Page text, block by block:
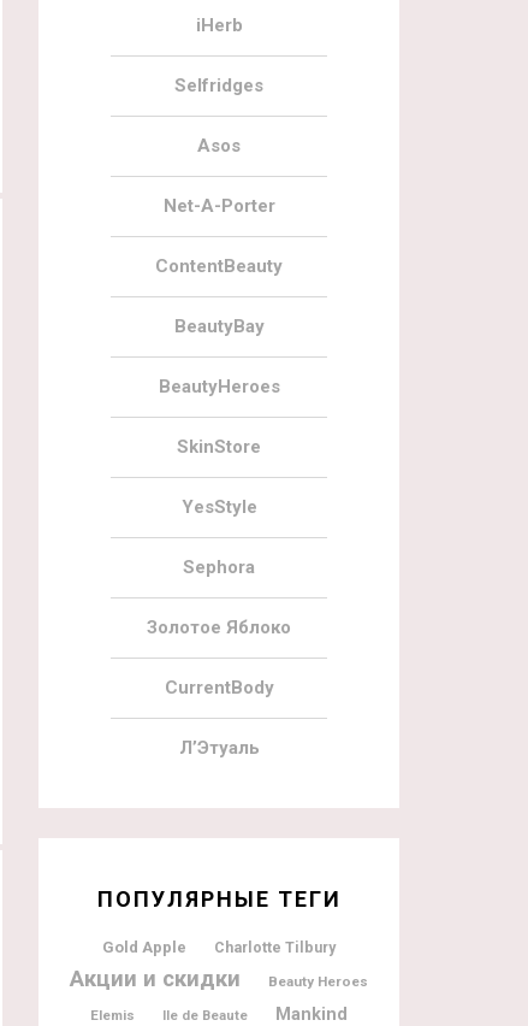
23
4
Beauty Bay The Guestlist Beauty Box
13.05.2021
iHerb
Selfridges
Asos
Net-A-Porter
ContentBeauty
BeautyBay
BeautyHeroes
SkinStore
YesStyle
Sephora
Золотое Яблоко
CurrentBody
Л’Этуаль
ПОПУЛЯРНЫЕ ТЕГИ
Gold Apple Charlotte Tilbury
Акции и скидки
Beauty Heroes
Elemis
Ile de Beaute Mankind